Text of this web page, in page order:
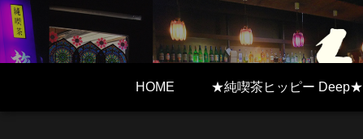
HOME ★純喫茶ヒッピー Deep★